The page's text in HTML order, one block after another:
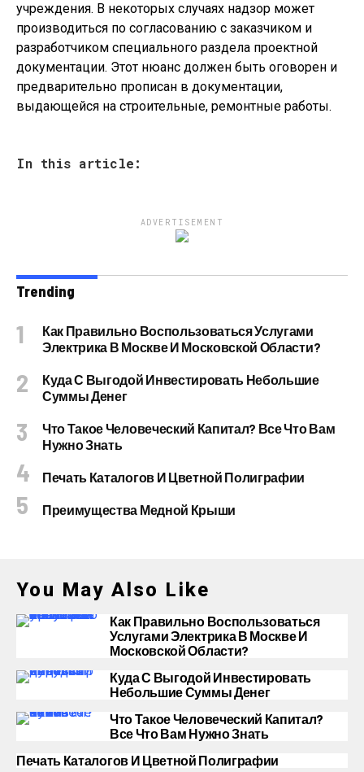
учреждения. В некоторых случаях надзор может
производиться по согласованию с заказчиком и
разработчиком специального раздела проектной
документации. Этот нюанс должен быть оговорен и
предварительно прописан в документации,
выдающейся на строительные, ремонтные работы.
In this article:
ADVERTISEMENT
Trending
Как Правильно Воспользоваться Услугами
Электрика В Москве И Московской Области?
Куда С Выгодой Инвестировать Небольшие
Суммы Денег
Что Такое Человеческий Капитал? Все Что Вам
Нужно Знать
Печать Каталогов И Цветной Полиграфии
Преимущества Медной Крыши
You May Also Like
Как Правильно Воспользоваться
Услугами Электрика В Москве И
Московской Области?
Куда С Выгодой Инвестировать
Небольшие Суммы Денег
Что Такое Человеческий Капитал?
Все Что Вам Нужно Знать
Печать Каталогов И Цветной Полиграфии